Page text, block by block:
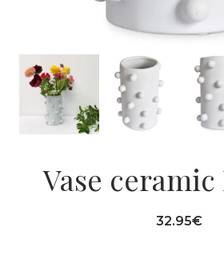
Vase ceramic
32.95€